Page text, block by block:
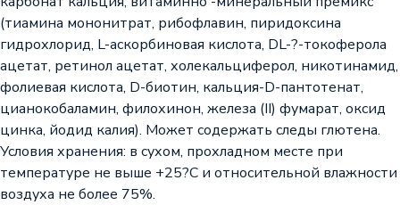
(тиамина мононитрат, рибофлавин, пиридоксина
гидрохлорид, L-аскорбиновая кислота, DL-?-токоферола
ацетат, ретинол ацетат, холекальциферол, никотинамид,
фолиевая кислота, D-биотин, кальция-D-пантотенат,
цианокобаламин, филохинон, железа (II) фумарат, оксид
цинка, йодид калия). Может содержать следы глютена.
Условия хранения: в сухом, прохладном месте при
температуре не выше +25?С и относительной влажности
воздуха не более 75%.